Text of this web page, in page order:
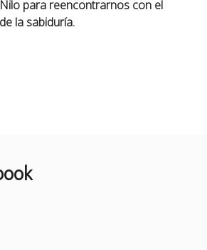
para reencontrarnos con el
la sabiduría.